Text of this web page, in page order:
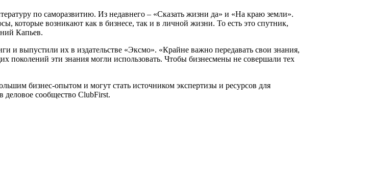
по саморазвитию. Из недавнего – «Сказать жизни да» и «На краю земли».
которые возникают как в бизнесе, так и в личной жизни. То есть это спутник,
Капьев.
и выпустили их в издательстве «Эксмо». «Крайне важно передавать свои знания,
поколений эти знания могли использовать. Чтобы бизнесмены не совершали тех
бизнес-опытом и могут стать источником экспертизы и ресурсов для
сообщество ClubFirst.